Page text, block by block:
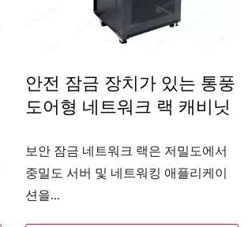
안전 잠금 장치가 있는 통풍
도어형 네트워크 랙 캐비닛
보안 잠금 네트워크 랙은 저밀도에서
중밀도 서버 및 네트워킹 애플리케이
션을...
4PPoE 키스톤 잭